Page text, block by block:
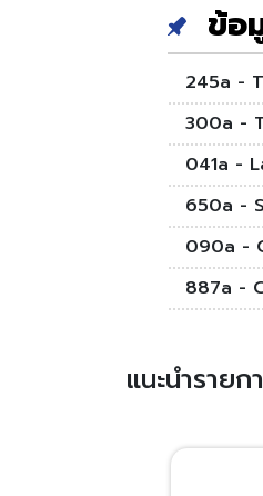
ข้อ
245a -
300a -
041a -
650a -
090a -
887a -
แนะนำรายก